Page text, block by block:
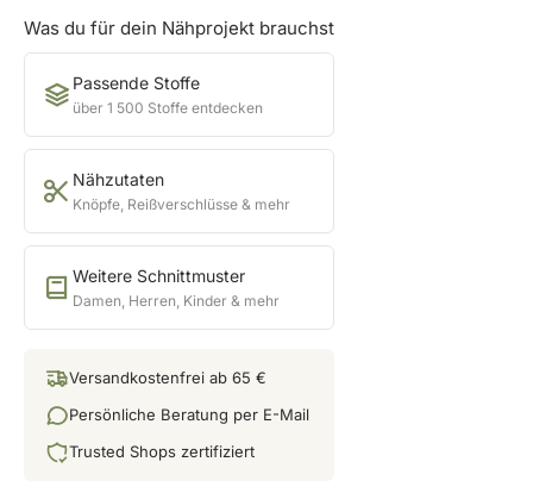
Was du für dein Nähprojekt brauchst
Passende Stoffe
über 1 500 Stoffe entdecken
Nähzutaten
Knöpfe, Reißverschlüsse & mehr
Weitere Schnittmuster
Damen, Herren, Kinder & mehr
Versandkostenfrei ab 65 €
Persönliche Beratung per E-Mail
Trusted Shops zertifiziert